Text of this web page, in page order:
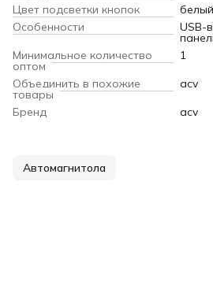
Цвет подсветки кнопок
белый
Особенности
USB-
Минимальное количество
оптом
1
Объединить в похожие
товары
acv
Бренд
acv
Автомагнитола